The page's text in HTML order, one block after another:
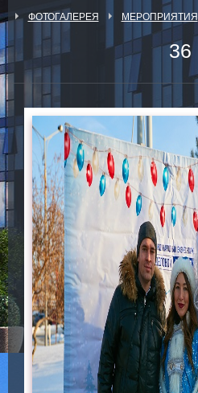
ФОТОГАЛЕРЕЯ МЕРОПРИЯТИЯ
36